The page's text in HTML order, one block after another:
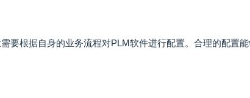
要根据自身的业务流程对PLM软件进行配置。合理的配置